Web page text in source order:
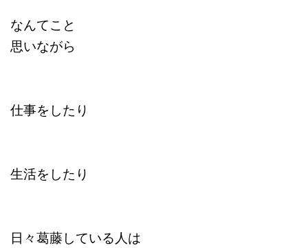
なんてこと
思いながら
仕事をしたり
生活をしたり
日々葛藤している人は